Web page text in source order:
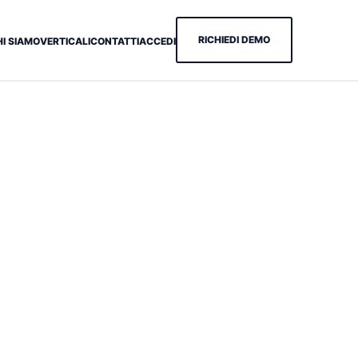
SIAMOVERTICALICONTATTIACCEDI RICHIEDI DEMO